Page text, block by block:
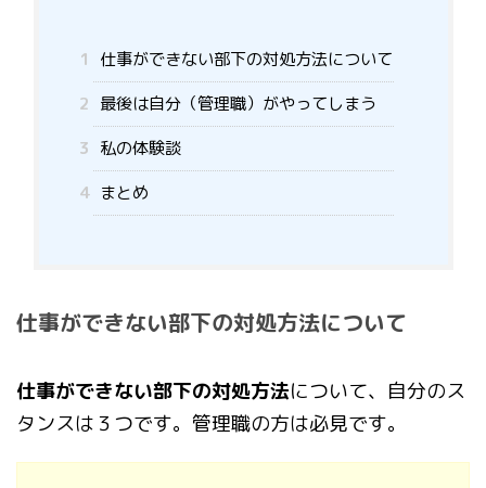
1
仕事ができない部下の対処方法について
2 最後は自分（管理職）がやってしまう
3 私の体験談
4 まとめ
仕事ができない部下の対処方法について
仕事ができない部下の対処方法について、自分のス
タンスは３つです。管理職の方は必見です。